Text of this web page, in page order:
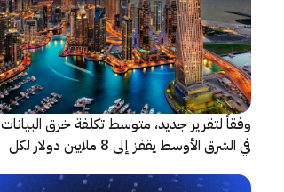
وفقاً لتقرير جديد، متوسط تكلفة خرق البيانات
في الشرق الأوسط يقفز إلى 8 ملايين دولار لكل